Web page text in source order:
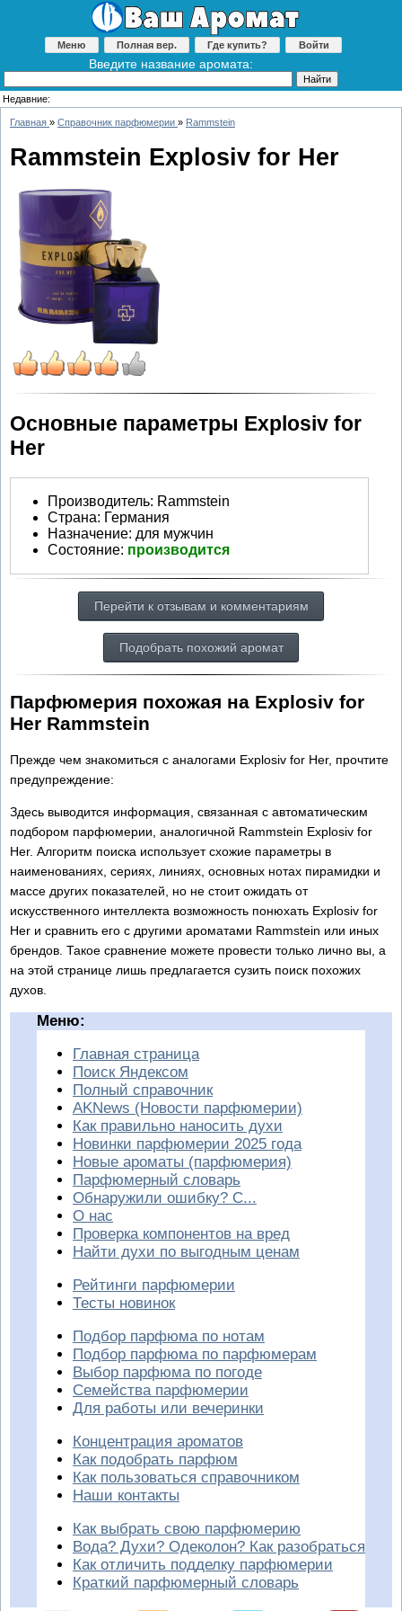
Меню Полная вер. Где купить? Войти
Введите название аромата:
Недавние:
Главная » Справочник парфюмерии » Rammstein
Rammstein Explosiv for Her
Основные параметры Explosiv for
Her
Производитель: Rammstein
Страна: Германия
Назначение: для мужчин
Состояние: производится
Перейти к отзывам и комментариям
Подобрать похожий аромат
Парфюмерия похожая на Explosiv for
Her Rammstein
Прежде чем знакомиться с аналогами Explosiv for Her, прочтите
предупреждение:
Здесь выводится информация, связанная с автоматическим
подбором парфюмерии, аналогичной Rammstein Explosiv for
Her. Алгоритм поиска использует схожие параметры в
наименованиях, сериях, линиях, основных нотах пирамидки и
массе других показателей, но не стоит ожидать от
искусственного интеллекта возможность понюхать Explosiv for
Her и сравнить его с другими ароматами Rammstein или иных
брендов. Такое сравнение можете провести только лично вы, а
на этой странице лишь предлагается сузить поиск похожих
духов.
Меню:
Главная страница
Поиск Яндексом
Полный справочник
AKNews (Новости парфюмерии)
Как правильно наносить духи
Новинки парфюмерии 2025 года
Новые ароматы (парфюмерия)
Парфюмерный словарь
Обнаружили ошибку? С...
О нас
Проверка компонентов на вред
Найти духи по выгодным ценам
Рейтинги парфюмерии
Тесты новинок
Подбор парфюма по нотам
Подбор парфюма по парфюмерам
Выбор парфюма по погоде
Семейства парфюмерии
Для работы или вечеринки
Концентрация ароматов
Как подобрать парфюм
Как пользоваться справочником
Наши контакты
Как выбрать свою парфюмерию
Вода? Духи? Одеколон? Как разобраться
Как отличить подделку парфюмерии
Краткий парфюмерный словарь